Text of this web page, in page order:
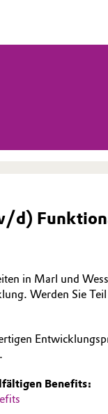
d)
in Marl und
Werden Sie
Benefits: